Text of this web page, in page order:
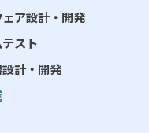
ア設計・開発
スト
計・開発